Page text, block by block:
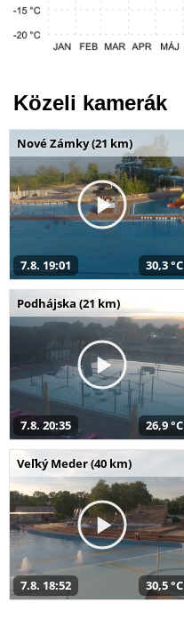
Közeli kamerák
Nové Zámky (21 km)
7.8. 19:01 30,3 °C
Podhájska (21 km)
7.8. 20:35 26,9 °C
Veľký Meder (40 km)
7.8. 18:52 30,5 °C